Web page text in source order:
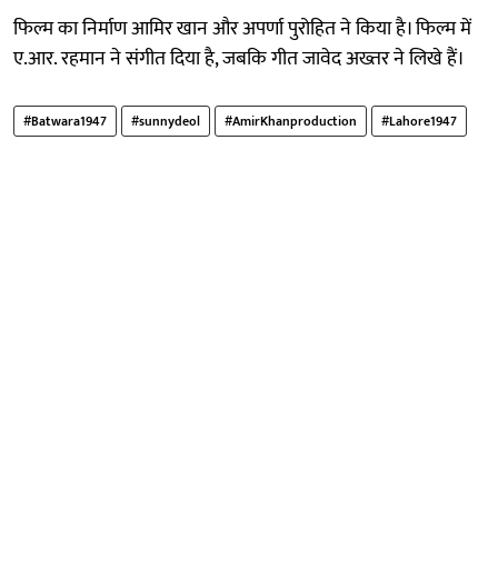
फिल्म का निर्माण आमिर खान और अपर्णा पुरोहित ने किया है। फिल्म में
ए.आर. रहमान ने संगीत दिया है, जबकि गीत जावेद अख्तर ने लिखे हैं।
#Batwara1947 #sunnydeol #AmirKhanproduction #Lahore1947